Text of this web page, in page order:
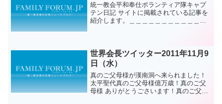
統一教会平和奉仕ボランティア隊キャプ
テン日記 サイトに掲載されている記事を
紹介します。＿＿＿＿＿＿＿＿＿＿＿＿
災の時に津波で被災したの...
世界会長ツイッター2011年11月9
日（水）
真のご父母様が漢南洞へ来られました！
太平聖代真のご父母様億万歳！真のご父
母様 ありがとうごさいます！真のご父母